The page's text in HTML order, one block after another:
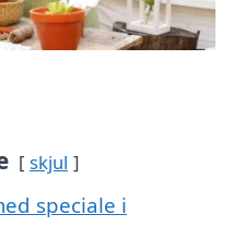
skjul
speciale i